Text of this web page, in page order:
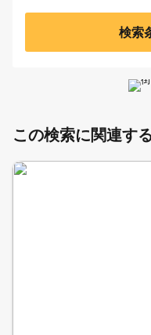
検索
この検索に関連す